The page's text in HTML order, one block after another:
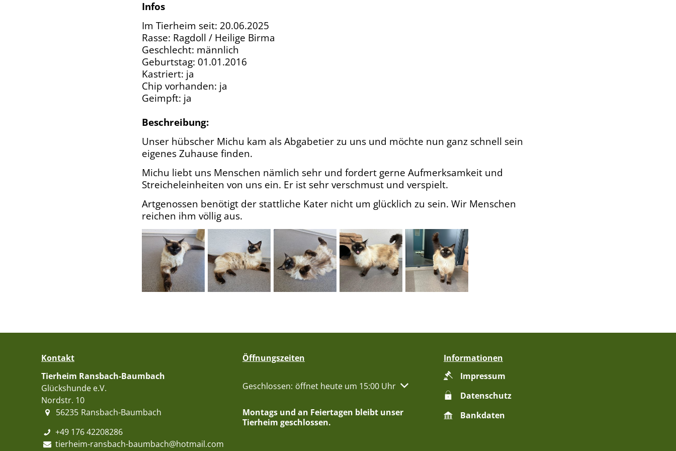
Infos
Im Tierheim seit: 20.06.2025
Rasse: Ragdoll / Heilige Birma
Geschlecht: männlich
Geburtstag: 01.01.2016
Kastriert: ja
Chip vorhanden: ja
Geimpft: ja
Beschreibung:
Unser hübscher Michu kam als Abgabetier zu uns und möchte nun ganz schnell sein
eigenes Zuhause finden.
Michu liebt uns Menschen nämlich sehr und fordert gerne Aufmerksamkeit und
Streicheleinheiten von uns ein. Er ist sehr verschmust und verspielt.
Artgenossen benötigt der stattliche Kater nicht um glücklich zu sein. Wir Menschen
reichen ihm völlig aus.
Kontakt
Tierheim Ransbach-Baumbach
Glückshunde e.V.
Nordstr. 10
56235 Ransbach-Baumbach
+49 176 42208286
tierheim-ransbach-baumbach@hotmail.com
Öffnungszeiten
Klicken, um weitere Öffnungs- oder Schließzeiten auszublenden
Geschlossen: öffnet heute um 15:00 Uhr
Montags und an Feiertagen bleibt unser
Tierheim geschlossen.
Informationen
Impressum
Datenschutz
Bankdaten